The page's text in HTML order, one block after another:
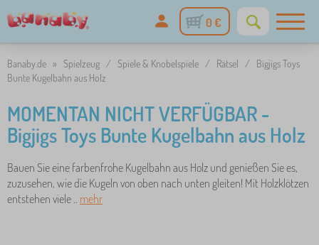
0 €
Banaby.de » Spielzeug / Spiele & Knobelspiele / Rätsel /
Bigjigs Toys
Bunte Kugelbahn aus Holz
MOMENTAN NICHT VERFÜGBAR -
Bigjigs Toys Bunte Kugelbahn aus Holz
Bauen Sie eine farbenfrohe Kugelbahn aus Holz und genießen Sie es,
zuzusehen, wie die Kugeln von oben nach unten gleiten! Mit Holzklötzen
entstehen viele .. mehr